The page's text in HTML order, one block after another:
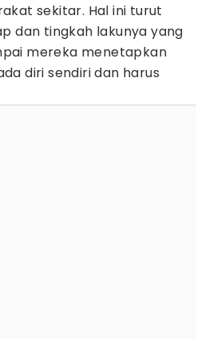
sekitar. Hal ini turut
dan tingkah lakunya yang
mereka menetapkan
diri sendiri dan harus